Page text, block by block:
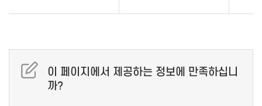
이 페이지에서 제공하는 정보에 만족하십니
까?